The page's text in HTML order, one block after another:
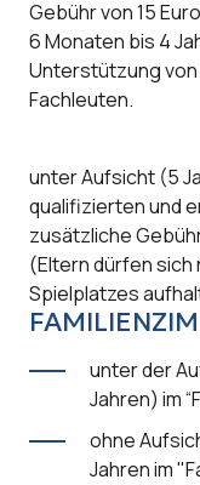
Gebühr von 15
6 Monaten bis 4
Unterstützung
Fachleuten.
unter Aufsicht (5
qualifizierten und
zusätzliche
(Eltern dürfen sich
Spielplatzes
unter der
Jahren) im
ohne
Jahren im